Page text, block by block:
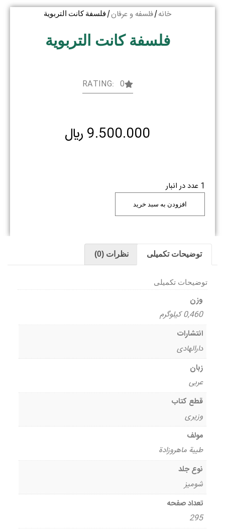
خانه/ فلسفه و عرفان/ فلسفة کانت التربویة
فلسفة کانت التربویة
RATING: 0
9.500.000 ﷼
1 عدد در انبار
افزودن به سبد خرید
توضیحات تکمیلی نظرات (0)
توضیحات تکمیلی
وزن
0,460 کیلوگرم
انتشارات
دارالهادی
زبان
عربی
قطع کتاب
وزیری
مولف
طیبة ماهروزادة
نوع جلد
شومیز
تعداد صفحه
295